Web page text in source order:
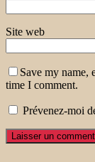
Site web
Save my name,
time I comment.
Prévenez-moi